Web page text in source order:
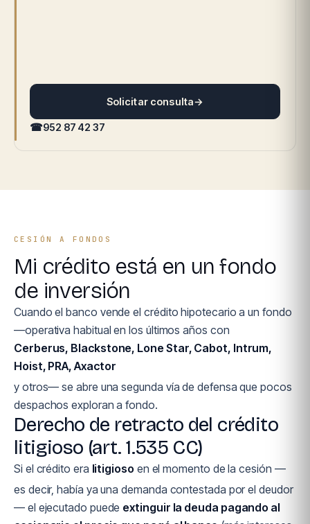
Solicitar consulta→
☎952 87 42 37
CESIÓN A FONDOS
Mi crédito está en un fondo
de inversión
Cuando el banco vende el crédito hipotecario a un fondo
—operativa habitual en los últimos años con
Cerberus, Blackstone, Lone Star, Cabot, Intrum,
Hoist, PRA, Axactor
y otros— se abre una segunda vía de defensa que pocos
despachos exploran a fondo.
Derecho de retracto del crédito
litigioso (art. 1.535 CC)
Si el crédito era litigioso en el momento de la cesión —
es decir, había ya una demanda contestada por el deudor
— el ejecutado puede extinguir la deuda pagando al